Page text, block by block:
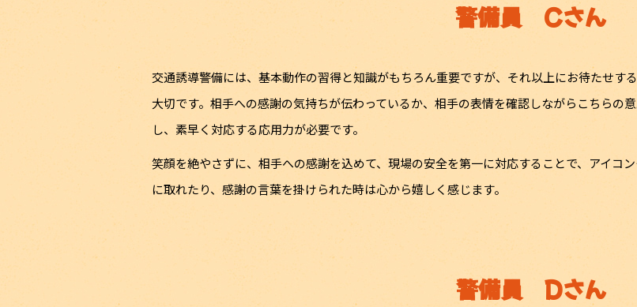
警備員 Cさん
交通誘導警備には、基本動作の習得と知識がもちろん重要ですが、それ以上にお待たせす
大切です。相手への感謝の気持ちが伝わっているか、相手の表情を確認しながらこちらの
し、素早く対応する応用力が必要です。
笑顔を絶やさずに、相手への感謝を込めて、現場の安全を第一に対応することで、アイコ
に取れたり、感謝の言葉を掛けられた時は心から嬉しく感じます。
警備員 Dさん